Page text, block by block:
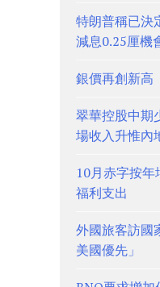
特朗普稱已
減息0.25厘機
銀價再創新
翠華控股中
場收入升惟內
10月赤字按
福利支出
外國旅客訪國
美國優先」